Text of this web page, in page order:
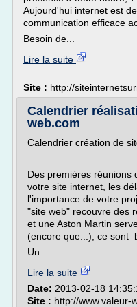
Aujourd'hui internet est
communication efficace
Besoin de...
Lire la suite
Site : http://
Calendrier
web.com
Calendrier création de
Des premières réunions
votre site internet, les
l'importance de votre
"site web" recouvre des
et une Aston Martin
(encore que...), ce sont
Un...
Lire la suite
Date: 2013-02-18
Site : http://www.valeur-